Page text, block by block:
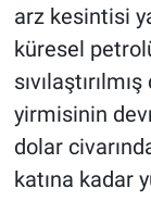
arz kesintisi
küresel
yirmisinin
dolar
katına kadar